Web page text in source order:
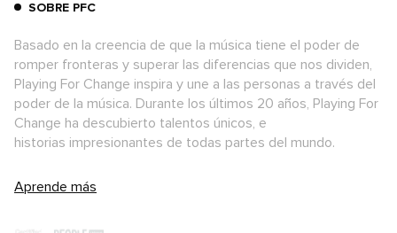
SOBRE PFC
Basado en la creencia de que la música tiene el poder de
romper fronteras y superar las diferencias que nos dividen,
Playing For Change inspira y une a las personas a través del
poder de la música. Durante los últimos 20 años, Playing For
Change ha descubierto talentos únicos, e
historias impresionantes de todas partes del mundo.
Aprende más